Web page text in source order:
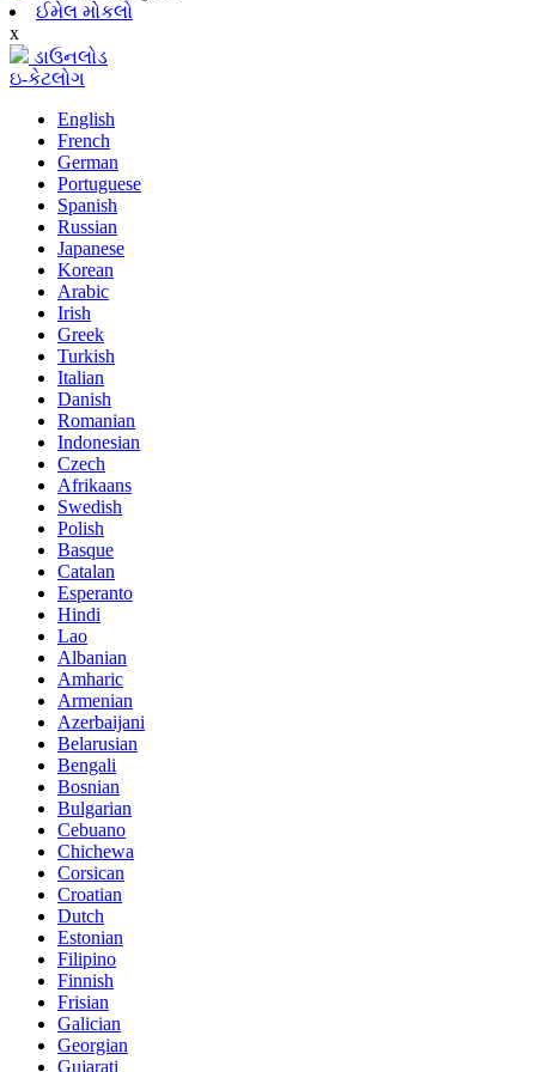
ઈમેલ મોકલો
x
ડાઉનલોડ
ઇ-કેટલોગ
English
French
German
Portuguese
Spanish
Russian
Japanese
Korean
Arabic
Irish
Greek
Turkish
Italian
Danish
Romanian
Indonesian
Czech
Afrikaans
Swedish
Polish
Basque
Catalan
Esperanto
Hindi
Lao
Albanian
Amharic
Armenian
Azerbaijani
Belarusian
Bengali
Bosnian
Bulgarian
Cebuano
Chichewa
Corsican
Croatian
Dutch
Estonian
Filipino
Finnish
Frisian
Galician
Georgian
Gujarati